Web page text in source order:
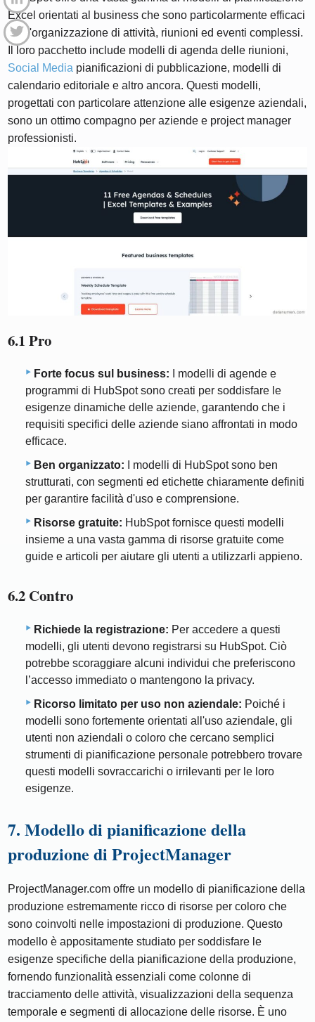
Excel orientati al business che sono particolarmente efficaci
per l'organizzazione di attività, riunioni ed eventi complessi.
Il loro pacchetto include modelli di agenda delle riunioni,
Social Media pianificazioni di pubblicazione, modelli di
calendario editoriale e altro ancora. Questi modelli,
progettati con particolare attenzione alle esigenze aziendali,
sono un ottimo compagno per aziende e project manager
professionisti.
6.1 Pro
Forte focus sul business: I modelli di agende e
programmi di HubSpot sono creati per soddisfare le
esigenze dinamiche delle aziende, garantendo che i
requisiti specifici delle aziende siano affrontati in modo
efficace.
Ben organizzato: I modelli di HubSpot sono ben
strutturati, con segmenti ed etichette chiaramente definiti
per garantire facilità d'uso e comprensione.
Risorse gratuite: HubSpot fornisce questi modelli
insieme a una vasta gamma di risorse gratuite come
guide e articoli per aiutare gli utenti a utilizzarli appieno.
6.2 Contro
Richiede la registrazione: Per accedere a questi
modelli, gli utenti devono registrarsi su HubSpot. Ciò
potrebbe scoraggiare alcuni individui che preferiscono
l’accesso immediato o mantengono la privacy.
Ricorso limitato per uso non aziendale: Poiché i
modelli sono fortemente orientati all'uso aziendale, gli
utenti non aziendali o coloro che cercano semplici
strumenti di pianificazione personale potrebbero trovare
questi modelli sovraccarichi o irrilevanti per le loro
esigenze.
7. Modello di pianificazione della
produzione di ProjectManager
ProjectManager.com offre un modello di pianificazione della
produzione estremamente ricco di risorse per coloro che
sono coinvolti nelle impostazioni di produzione. Questo
modello è appositamente studiato per soddisfare le
esigenze specifiche della pianificazione della produzione,
fornendo funzionalità essenziali come colonne di
tracciamento delle attività, visualizzazioni della sequenza
temporale e segmenti di allocazione delle risorse. È uno